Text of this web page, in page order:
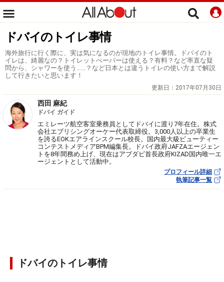
ドバイのトイレ事情
海外旅行に行く際に、実は気になるのが現地のトイレ事情。ドバイのト
イレは、綺麗なの？トイレットぺーパーは使える？有料？など率直な疑
問から、シャワーを使う……？など日本とは違うトイレの使い方まで解説
して行きたいと思います！
更新日： 2017年07月30日
西田 麻紀
ドバイ ガイド
エミレーツ航空客室乗務員としてドバイに渡り7年在住。株式
会社エブリシングオーケー代表取締役。3,000人以上の卒業生
を誇るEOKエアラインスクール校長。国内最大級ビューティー
コンテストメディアBPM編集長。ドバイ政府JAFZAエージェン
トを8年間務め上げ、現在はアブダビ首長政府KIZAD国内唯一エ
ージェントとして活動中。
プロフィール詳細
執筆記事一覧
ドバイのトイレ事情